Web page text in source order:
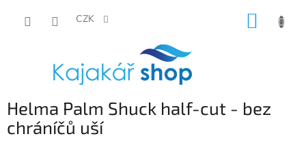
CZK
Helma Palm Shuck half-cut - bez
chráníčů uší